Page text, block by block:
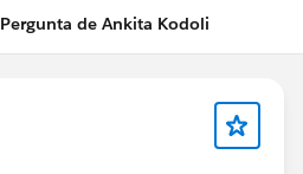
Pergunta de Ankita Kodoli